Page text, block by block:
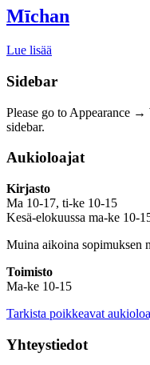
Mīchan
Lue lisää
Sidebar
Please go to Appearance →
sidebar.
Aukioloajat
Kirjasto
Ma 10-17, ti-ke 10-15
Kesä-elokuussa ma-ke 10-
Muina aikoina sopimuksen
Toimisto
Ma-ke 10-15
Tarkista poikkeavat
Yhteystiedot